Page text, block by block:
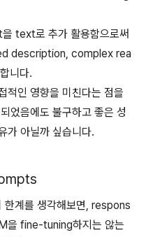
text로 추가 활용함으로써
description, complex rea
니다.
적인 영향을 미친다는 점을
었음에도 불구하고 좋은 성
가 아닐까 싶습니다.
계를 생각해보면, respons
을 fine-tuning하지는 않는